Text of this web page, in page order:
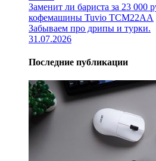
Заменит ли бариста за 23 000
кофемашины Tuvio TCM22AA
Забываем про дрипы и турки.
31.07.2026
Последние публикации